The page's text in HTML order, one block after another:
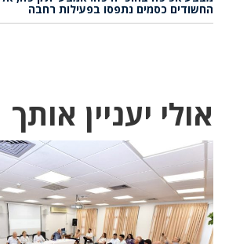
החשודים כסמים נתפסו בפעילות רחבה
אולי יעניין אותך